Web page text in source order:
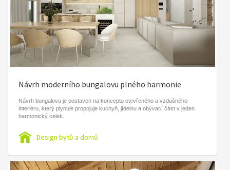
Návrh moderního bungalovu plného harmonie
Návrh bungalovu je postaven na konceptu otevřeného a vzdušného
interiéru, který plynule propojuje kuchyň, jídelnu a obývací část v jeden
harmonický celek.
Design bytů a domů